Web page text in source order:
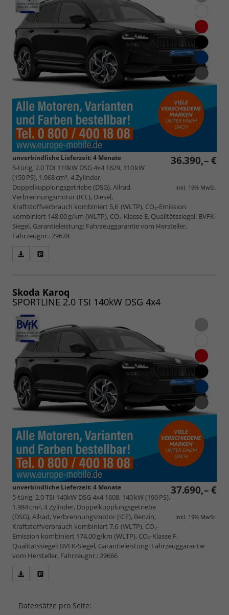
36.390,– €
inkl. 19% MwSt.
unverbindliche Lieferzeit:4 Monate
5-türig, 2.0 TDI 110kW DSG 4x4 1629, 110 kW
(150 PS), 1.968 cm³, 4 Zylinder,
Doppelkupplungsgetriebe (DSG), Allrad,
Verbrennungsmotor (ICE), Diesel,
Kraftstoffverbrauch kombiniert 5,6 (WLTP), CO₂-Emission
kombiniert 148.00 g/km (WLTP), CO₂-Klasse E, Qualitätssiegel: BVFK-
Siegel, Garantieleistung: Fahrzeuggarantie vom Hersteller,
Fahrzeugnr.: 29678
speichern/drucken
Skoda Karoq
SPORTLINE 2.0 TSI 140kW DSG 4x4
37.690,– €
inkl. 19% MwSt.
unverbindliche Lieferzeit:4 Monate
5-türig, 2.0 TSI 140kW DSG 4x4 1608, 140 kW (190 PS),
1.984 cm³, 4 Zylinder, Doppelkupplungsgetriebe
(DSG), Allrad, Verbrennungsmotor (ICE), Benzin,
Kraftstoffverbrauch kombiniert 7,6 (WLTP), CO₂-
Emission kombiniert 174.00 g/km (WLTP), CO₂-Klasse F,
Qualitätssiegel: BVFK-Siegel, Garantieleistung: Fahrzeuggarantie
vom Hersteller, Fahrzeugnr.: 29666
speichern/drucken
Datensätze pro Seite: